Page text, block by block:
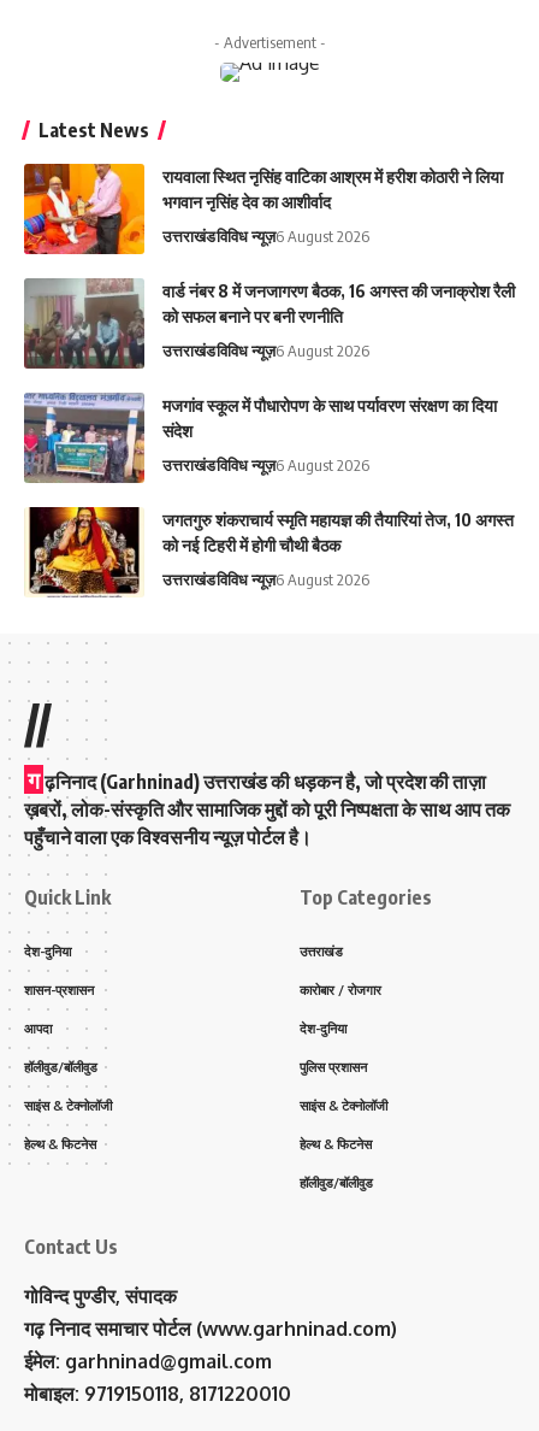
- Advertisement -
Latest News
रायवाला स्थित नृसिंह वाटिका आश्रम में हरीश कोठारी ने लिया
भगवान नृसिंह देव का आशीर्वाद
उत्तराखंडविविध न्यूज़6 August 2026
वार्ड नंबर 8 में जनजागरण बैठक, 16 अगस्त की जनाक्रोश रैली
को सफल बनाने पर बनी रणनीति
उत्तराखंडविविध न्यूज़6 August 2026
मजगांव स्कूल में पौधारोपण के साथ पर्यावरण संरक्षण का दिया
संदेश
उत्तराखंडविविध न्यूज़6 August 2026
जगतगुरु शंकराचार्य स्मृति महायज्ञ की तैयारियां तेज, 10 अगस्त
को नई टिहरी में होगी चौथी बैठक
उत्तराखंडविविध न्यूज़6 August 2026
//
ग ढ़निनाद (Garhninad) उत्तराखंड की धड़कन है, जो प्रदेश की ताज़ा
ख़बरों, लोक-संस्कृति और सामाजिक मुद्दों को पूरी निष्पक्षता के साथ आप तक
पहुँचाने वाला एक विश्वसनीय न्यूज़ पोर्टल है।
Quick Link
देश-दुनिया
शासन-प्रशासन
आपदा
हॉलीवुड/बॉलीवुड
साइंस & टेक्नोलॉजी
हेल्थ & फिटनेस
Top Categories
उत्तराखंड
कारोबार / रोजगार
देश-दुनिया
पुलिस प्रशासन
साइंस & टेक्नोलॉजी
हेल्थ & फिटनेस
हॉलीवुड/बॉलीवुड
Contact Us
गोविन्द पुण्डीर, संपादक
गढ़ निनाद समाचार पोर्टल (www.garhninad.com)
ईमेल: garhninad@gmail.com
मोबाइल: 9719150118, 8171220010